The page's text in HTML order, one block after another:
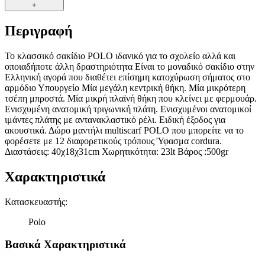
+
Περιγραφή
Το κλασσικό σακίδιο POLO ιδανικό για το σχολείο αλλά και
οποιαδήποτε άλλη δραστηριότητα Είναι το μοναδικό σακίδιο στην
Ελληνική αγορά που διαθέτει επίσημη κατοχύρωση σήματος στο
αρμόδιο Υπουργείο Μία μεγάλη κεντρική θήκη. Μία μικρότερη
τσέπη μπροστά. Μία μικρή πλαϊνή θήκη που κλείνει με φερμουάρ.
Ενισχυμένη ανατομική τριγωνική πλάτη. Ενισχυμένοι ανατομικοί
ιμάντες πλάτης με αντανακλαστικό ρέλι. Ειδική έξοδος για
ακουστικά. Δώρο μαντήλι multiscarf POLO που μπορείτε να το
φορέσετε με 12 διαφορετικούς τρόπους Ύφασμα cordura.
Διαστάσεις: 40χ18χ31cm Χωρητικότητα: 23lt Βάρος :500gr
Χαρακτηριστικά
Κατασκευαστής:
Polo
Βασικά Χαρακτηριστικά